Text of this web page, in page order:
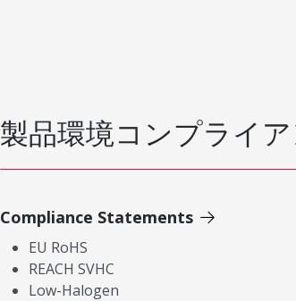
製品環境コンプライ
Compliance Statements
EU RoHS
REACH SVHC
Low-Halogen